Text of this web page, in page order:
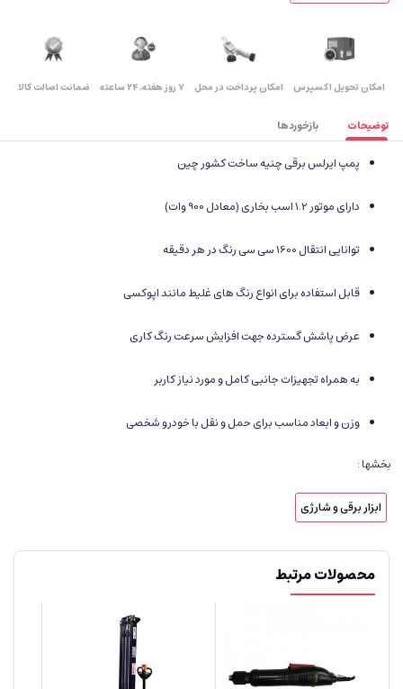
اﻣﮑﺎن ﺗﺤﻮﯾﻞ اﮐﺴﭙﺮس امکان پرداخت در محل ۷ روز ﻫﻔﺘﻪ، ۲۴ ﺳﺎﻋﺘﻪ ضمانت اصالت کالا
توضیحات بازخوردها
پمپ ایرلس برقی چنیه ساخت کشور چین
دارای موتور 1.2 اسب بخاری (معادل 900 وات)
توانایی انتقال 1600 سی سی رنگ در هر دقیقه
قابل استفاده برای انواع رنگ های غلیط مانند اپوکسی
عرض پاشش گسترده جهت افزایش سرعت رنگ کاری
به همراه تجهیزات جانبی کامل و مورد نیاز کاربر
وزن و ابعاد مناسب برای حمل و نقل با خودرو شخصی
بخشها :
ابزار برقی و شارژی
محصولات مرتبط